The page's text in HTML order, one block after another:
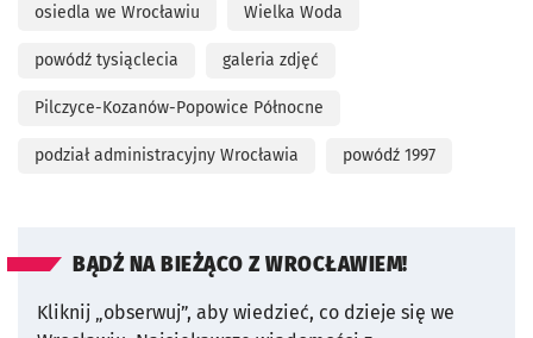
osiedla we Wrocławiu Wielka Woda
powódź tysiąclecia galeria zdjęć
Pilczyce-Kozanów-Popowice Północne
podział administracyjny Wrocławia powódź 1997
BĄDŹ NA BIEŻĄCO Z WROCŁAWIEM!
Kliknij „obserwuj”, aby wiedzieć, co dzieje się we